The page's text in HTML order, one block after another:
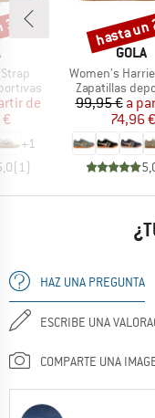
reducido
de
+1
(1)
MARCA
GOLA
Artículo
Women's
Product group
Zapatillas
99,95 € a
74,96 €
Descuento
hasta un
HAZ UNA PREGUNTA
ESCRIBE UNA
COMPARTE UNA